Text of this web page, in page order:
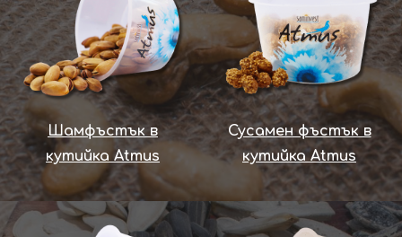
Шамфъстък в
кутийка Atmus
Сусамен фъстък в
кутийка Atmus